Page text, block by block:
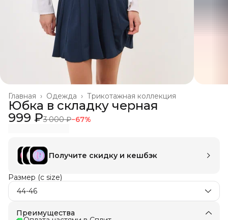
Трикотажная коллекция
Одежда ›
Главная ›
Юбка в складку черная
999 ₽3 000 ₽−67%
Получите скидку и кешбэк
Размер (c size)
44-46
Преимущества